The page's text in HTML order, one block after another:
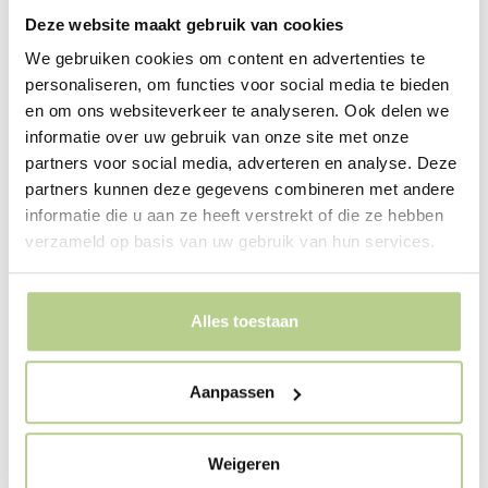
Deze website maakt gebruik van cookies
We gebruiken cookies om content en advertenties te
personaliseren, om functies voor social media te bieden
en om ons websiteverkeer te analyseren. Ook delen we
informatie over uw gebruik van onze site met onze
partners voor social media, adverteren en analyse. Deze
partners kunnen deze gegevens combineren met andere
informatie die u aan ze heeft verstrekt of die ze hebben
verzameld op basis van uw gebruik van hun services.
Alles toestaan
Aanpassen
Weigeren
Sydney Zut
Read More »
Our
own
gardens